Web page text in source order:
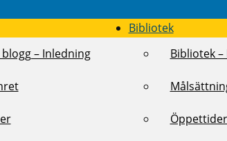
– Inledning
Bibliotek
Bibliotek